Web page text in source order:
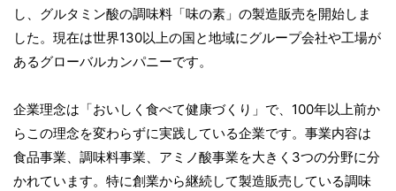
し、グルタミン酸の調味料「味の素」の製造販売を開始しま
した。現在は世界130以上の国と地域にグループ会社や工場が
あるグローバルカンパニーです。
企業理念は「おいしく食べて健康づくり」で、100年以上前か
らこの理念を変わらずに実践している企業です。事業内容は
食品事業、調味料事業、アミノ酸事業を大きく3つの分野に分
かれています。特に創業から継続して製造販売している調味